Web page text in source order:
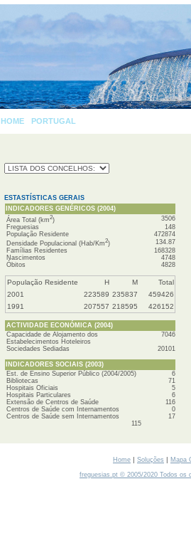
HOME PORTUGAL
ESTASTÍSTICAS GERAIS
INDICADORES GENÉRICOS (2004)
Área Total (km2)
3506
Freguesias
148
População Residente
472874
Densidade Populacional (Hab/Km2)
134.87
Famílias Residentes
168328
Nascimentos
4748
Óbitos
4828
População Residente H M
Total
2001
223589 235837
459426
1991
207557 218595 426152
ACTIVIDADE ECONÓMICA (2004)
Capacidade de Alojamento dos
Estabelecimentos Hoteleiros
7046
Sociedades Sediadas
20101
INDICADORES SOCIAIS (2003)
Est. de Ensino Superior Público (2004/2005)
6
Bibliotecas
71
Hospitais Oficiais
5
Hospitais Particulares
6
Extensão de Centros de Saúde
116
Centros de Saúde com Internamentos
0
Centros de Saúde sem Internamentos
17
115
Home | Soluções | Mapa
freguesias.pt © 2005/2020 Todos os